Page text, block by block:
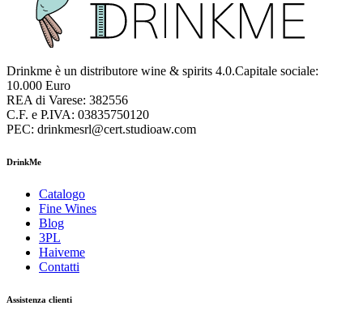
Drinkme è un distributore wine & spirits 4.0.Capitale sociale:
10.000 Euro
REA di Varese: 382556
C.F. e P.IVA: 03835750120
PEC: drinkmesrl@cert.studioaw.com
DrinkMe
Catalogo
Fine Wines
Blog
3PL
Haiveme
Contatti
Assistenza clienti